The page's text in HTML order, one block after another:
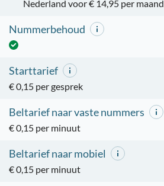
Nederland voor € 14,95 per maand
Nummerbehoud
Starttarief
€ 0,15 per gesprek
Beltarief naar vaste nummers
€ 0,15 per minuut
Beltarief naar mobiel
€ 0,15 per minuut